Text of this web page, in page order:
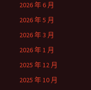
2026 年 6 月
2026 年 5 月
2026 年 3 月
2026 年 1 月
2025 年 12 月
2025 年 10 月